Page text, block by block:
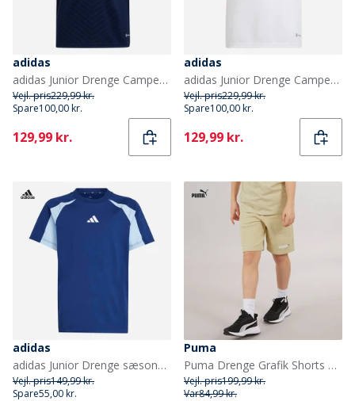
adidas
adidas Junior Drenge Campeon 23 T-shirt Team Navy Blue
Vejl. pris229,99 kr.
Spare100,00 kr.
Current
129,99 kr.
adidas
adidas Junior Drenge Campeon 23 T-shirt Hvid/Sort
Vejl. pris229,99 kr.
Spare100,00 kr.
Current
129,99 kr.
adidas
adidas Junior Drenge sæsonens basale tøj farveblok t shirt Dark Blue/Glow Blue/Hvid
Vejl. pris149,99 kr.
Spare55,00 kr.
Puma
Puma Drenge Grafik Shorts Putty
Vejl. pris199,99 kr.
Var84,99 kr.